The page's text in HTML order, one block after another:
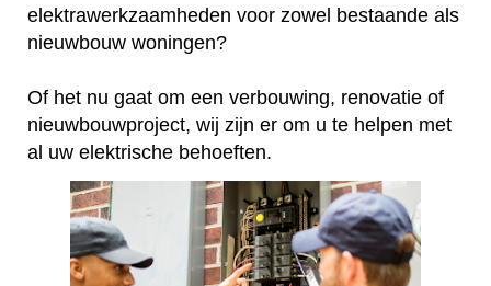
elektrawerkzaamheden voor zowel bestaande als
nieuwbouw woningen?
Of het nu gaat om een verbouwing, renovatie of
nieuwbouwproject, wij zijn er om u te helpen met
al uw elektrische behoeften.